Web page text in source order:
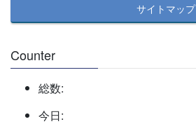
サイトマップ
Counter
総数:
今日: